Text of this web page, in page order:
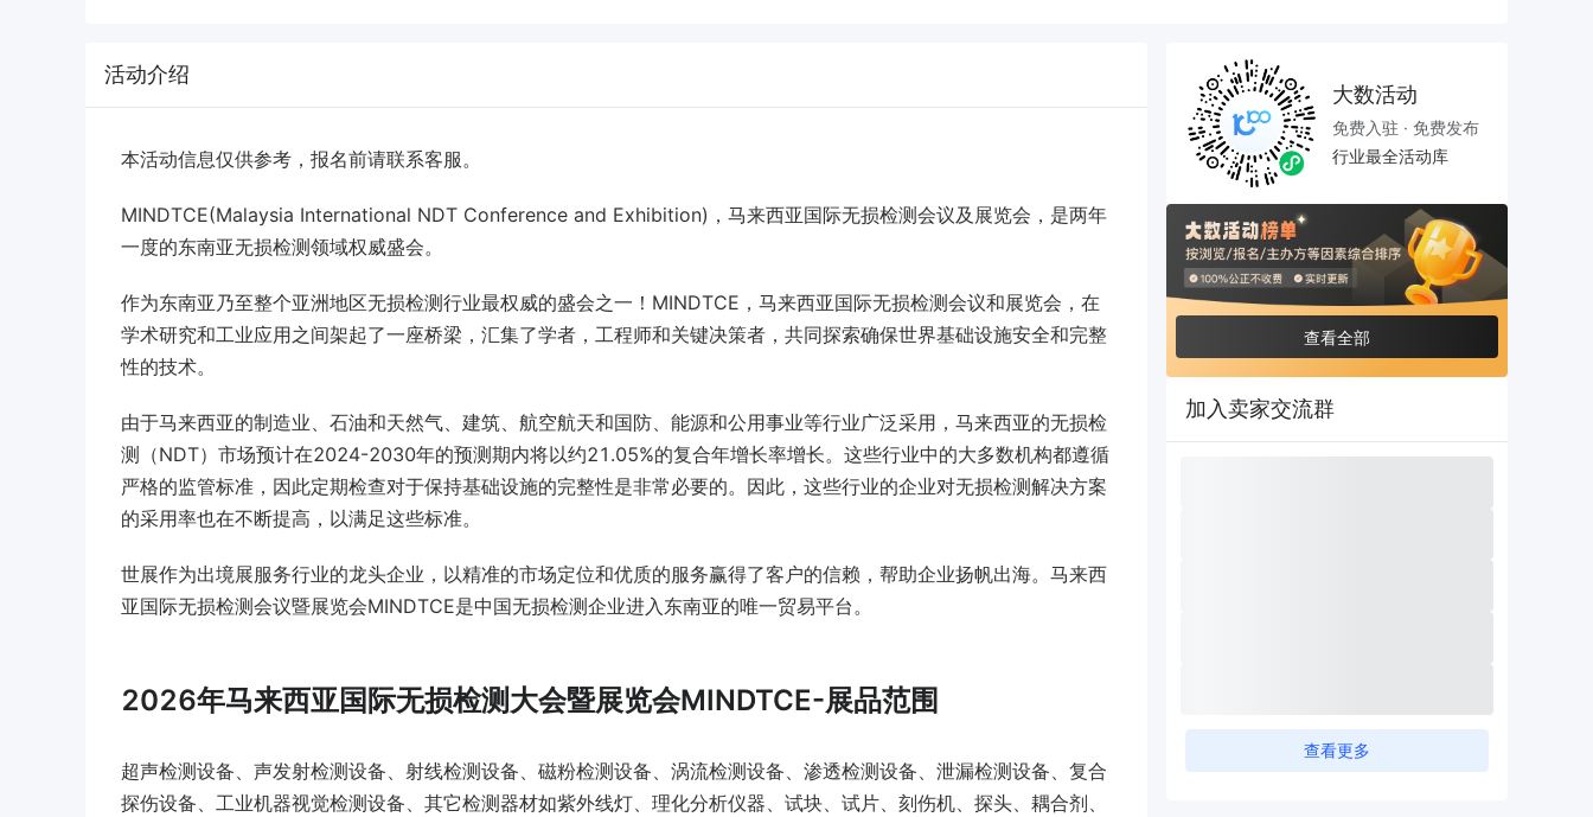
活动介绍
本活动信息仅供参考，报名前请联系客服。
MINDTCE(Malaysia International NDT Conference and Exhibition)，马来西亚国际无损检测会议及展览会，是两年
一度的东南亚无损检测领域权威盛会。
作为东南亚乃至整个亚洲地区无损检测行业最权威的盛会之一！MINDTCE，马来西亚国际无损检测会议和展览会，在
学术研究和工业应用之间架起了一座桥梁，汇集了学者，工程师和关键决策者，共同探索确保世界基础设施安全和完整
性的技术。
由于马来西亚的制造业、石油和天然气、建筑、航空航天和国防、能源和公用事业等行业广泛采用，马来西亚的无损检
测（NDT）市场预计在2024-2030年的预测期内将以约21.05%的复合年增长率增长。这些行业中的大多数机构都遵循
严格的监管标准，因此定期检查对于保持基础设施的完整性是非常必要的。因此，这些行业的企业对无损检测解决方案
的采用率也在不断提高，以满足这些标准。
世展作为出境展服务行业的龙头企业，以精准的市场定位和优质的服务赢得了客户的信赖，帮助企业扬帆出海。马来西
亚国际无损检测会议暨展览会MINDTCE是中国无损检测企业进入东南亚的唯一贸易平台。
2026年马来西亚国际无损检测大会暨展览会MINDTCE-展品范围
超声检测设备、声发射检测设备、射线检测设备、磁粉检测设备、涡流检测设备、渗透检测设备、泄漏检测设备、复合
探伤设备、工业机器视觉检测设备、其它检测器材如紫外线灯、理化分析仪器、试块、试片、刻伤机、探头、耦合剂、
大数活动
免费入驻 · 免费发布
行业最全活动库
查看全部
加入卖家交流群
查看更多